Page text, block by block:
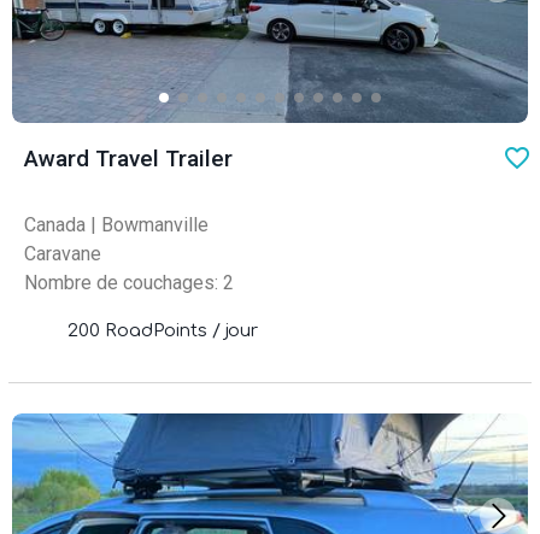
Award Travel Trailer
Canada | Bowmanville
Caravane
Nombre de couchages: 2
200 RoadPoints / jour